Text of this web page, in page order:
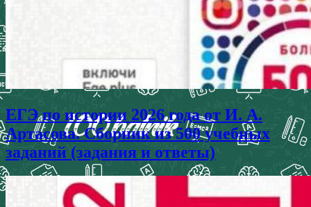
ЕГЭ по истории 2026 года от И. А.
Артасова. Сборник из 500 учебных
заданий (задания и ответы)